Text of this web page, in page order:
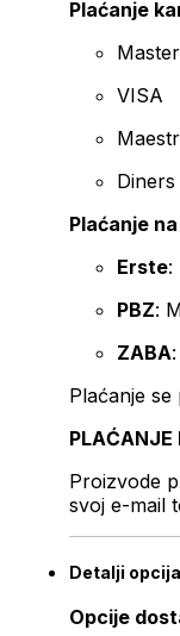
Plaćanje
VISA
Diners
Plaćanje
Erste:
PBZ:
ZABA
Plaćanje
PLAĆANJE
Proizvode
svoj e-mail
Detalji
Opcije